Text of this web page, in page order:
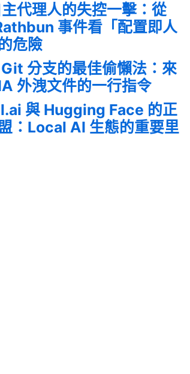
代理人的失控一擊：從
事件看「配置即人
危險
分支的最佳偷懶法：來
外洩文件的一行指令
與 Hugging Face 的正
：Local AI 生態的重要里